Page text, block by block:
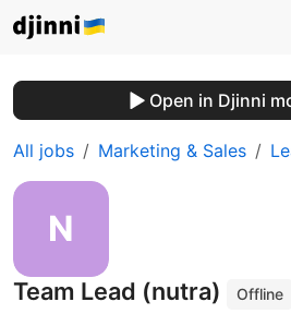
Open in Djinni
All jobs Marketing & Sales
Team Lead (nutra)
Offline